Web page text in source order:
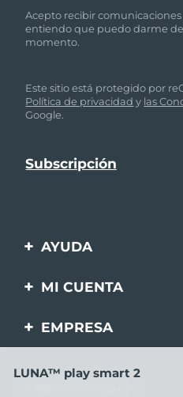
Acepto recibir comunicaciones
entiendo que puedo darme
momento.
Este sitio está protegido por
Política de privacidad y las
Google.
AYUDA
Contáctanos
Preguntas frecuentes
MI CUENTA
Registro de productos
Ayuda
EMPRESA
LUNA™ play smart 2